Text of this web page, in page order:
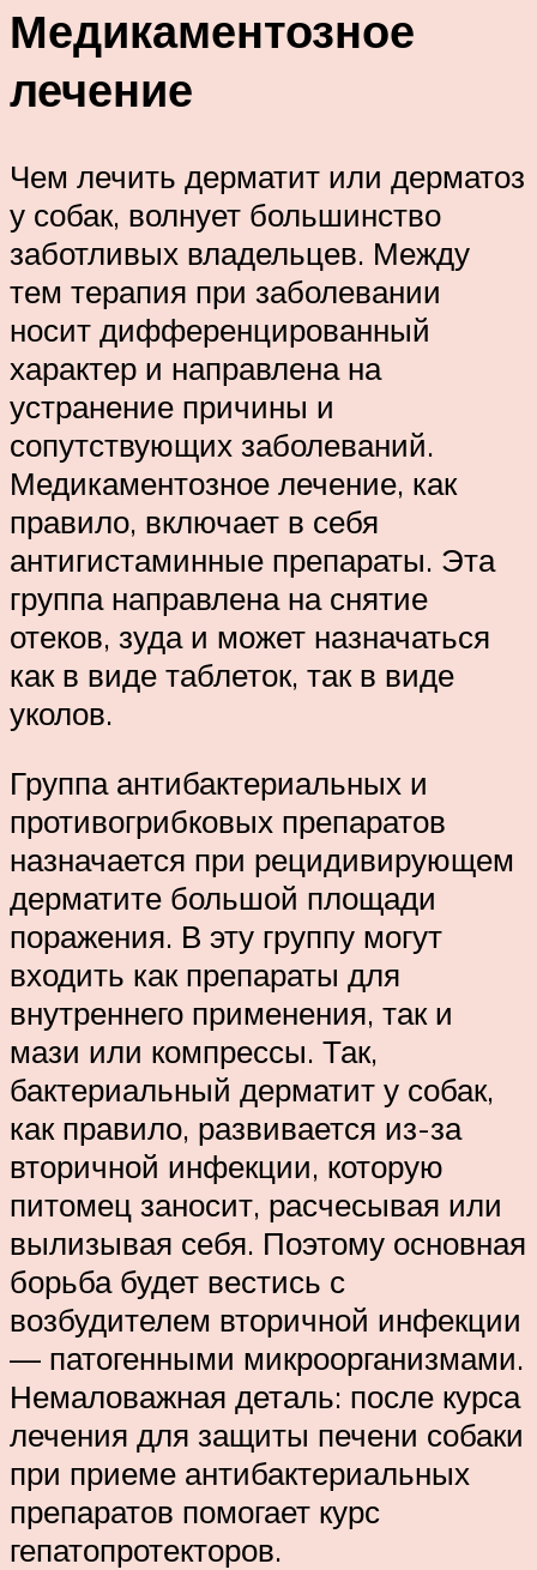
Медикаментозное
лечение
Чем лечить дерматит или дерматоз
у собак, волнует большинство
заботливых владельцев. Между
тем терапия при заболевании
носит дифференцированный
характер и направлена на
устранение причины и
сопутствующих заболеваний.
Медикаментозное лечение, как
правило, включает в себя
антигистаминные препараты. Эта
группа направлена на снятие
отеков, зуда и может назначаться
как в виде таблеток, так в виде
уколов.
Группа антибактериальных и
противогрибковых препаратов
назначается при рецидивирующем
дерматите большой площади
поражения. В эту группу могут
входить как препараты для
внутреннего применения, так и
мази или компрессы. Так,
бактериальный дерматит у собак,
как правило, развивается из-за
вторичной инфекции, которую
питомец заносит, расчесывая или
вылизывая себя. Поэтому основная
борьба будет вестись с
возбудителем вторичной инфекции
— патогенными микроорганизмами.
Немаловажная деталь: после курса
лечения для защиты печени собаки
при приеме антибактериальных
препаратов помогает курс
гепатопротекторов.